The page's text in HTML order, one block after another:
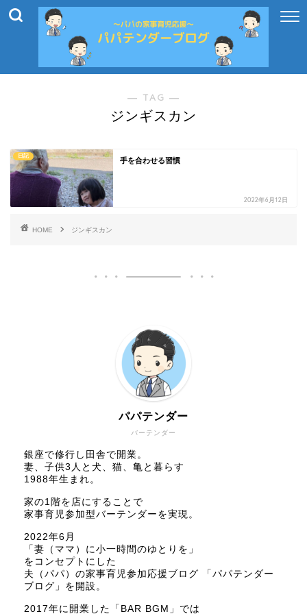
― TAG ―
ジンギスカン
日記
手を合わせる習慣
2022年6月12日
HOME ジンギスカン
バーテンダー
パパテンダー
銀座で修行し田舎で開業。
妻、子供3人と犬、猫、亀と暮らす
1988年生まれ。
家の1階を店にすることで
家事育児参加型バーテンダーを実現。
2022年6月
「妻（ママ）に小一時間のゆとりを」
をコンセプトにした
夫（パパ）の家事育児参加応援ブログ 「パパテンダー
ブログ」を開設。
2017年に開業した「BAR BGM」では